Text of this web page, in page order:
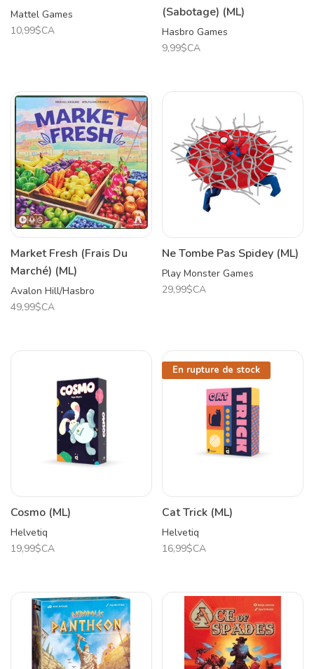
Mattel Games
10,99$CA
(Sabotage) (ML)
Hasbro Games
9,99$CA
Market Fresh (Frais Du
Marché) (ML)
Avalon Hill/Hasbro
49,99$CA
Ne Tombe Pas Spidey (ML)
Play Monster Games
29,99$CA
Cosmo (ML)
Helvetiq
19,99$CA
En rupture de stock
Cat Trick (ML)
Helvetiq
16,99$CA